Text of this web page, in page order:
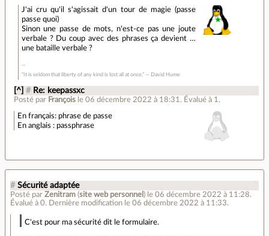
J'ai cru qu'il s'agissait d'un tour de magie (passe
passe quoi)
Sinon une passe de mots, n'est-ce pas une joute
verbale ? Du coup avec des phrases ça devient …
une bataille verbale ?
“It is seldom that liberty of any kind is lost all at once.” ― David Hume
[^] # Re: keepassxc
Posté par François le 06 décembre 2022 à 18:31 . Évalué à 1 .
En français: phrase de passe
En anglais : passphrase
# Sécurité adaptée
Posté par Zenitram (site web personnel ) le 06 décembre 2022 à 11:28.
Évalué à 0. Dernière modification le 06 décembre 2022 à 11:33.
C'est pour ma sécurité dit le formulaire.